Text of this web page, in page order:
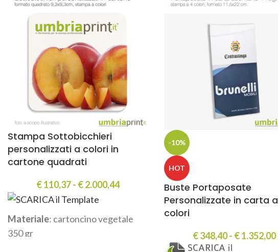
Stampa Sottobicchieri
personalizzati a colori in
cartone quadrati
€110,37- €2.000,44
Materiale: cartoncino vegetale
350 gr
-10%
HOT
Buste Portaposate
Personalizzate in carta a
colori
€348,40- €1.352,00